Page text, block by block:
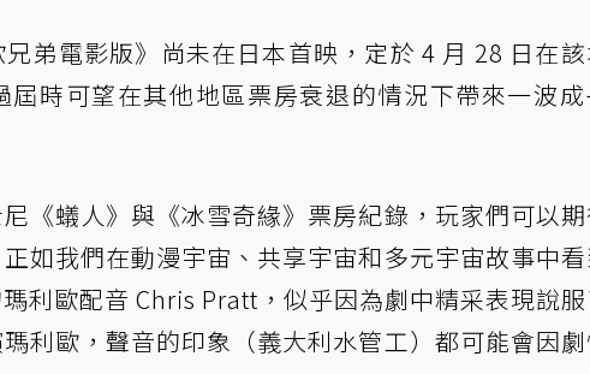
弟電影版》尚未在日本首映，定於 4 月 28 日在
時可望在其他地區票房衰退的情況下帶來一波成
《蟻人》與《冰雪奇緣》票房紀錄，玩家們可以期
如我們在動漫宇宙、共享宇宙和多元宇宙故事中
利歐配音 Chris Pratt，似乎因為劇中精采表現說
利歐，聲音的印象（義大利水管工）都可能會因